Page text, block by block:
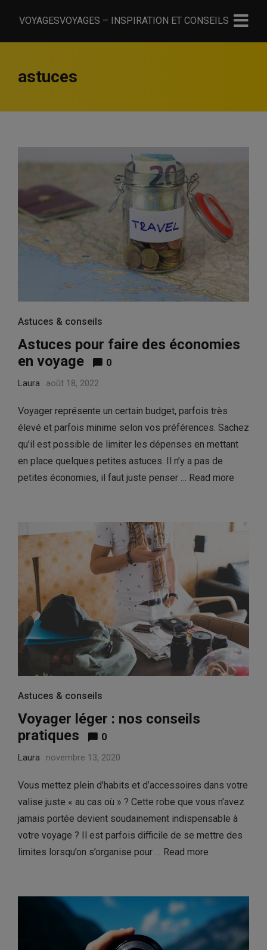
VOYAGESVOYAGES – INSPIRATION ET CONSEILS
astuces
Astuces & conseils
Astuces pour faire des économies
en voyage
0
Laura août 18, 2022
Voyager représente un certain budget, parfois très
élevé et parfois minime selon vos préférences. Sachez
qu’il est possible de limiter les dépenses en mettant
en place quelques petites astuces. Il n’y a pas de
petites économies, il faut juste penser … Read more
Astuces & conseils
Voyager léger : nos conseils
pratiques
0
Laura novembre 13, 2020
Vous mettez plein d’habits et d’accessoires dans votre
valise juste « au cas où » ? Cette robe que vous n’avez
jamais portée devient soudainement indispensable à
votre voyage ? Il est parfois difficile de se mettre des
limites lorsqu’on s’organise pour … Read more